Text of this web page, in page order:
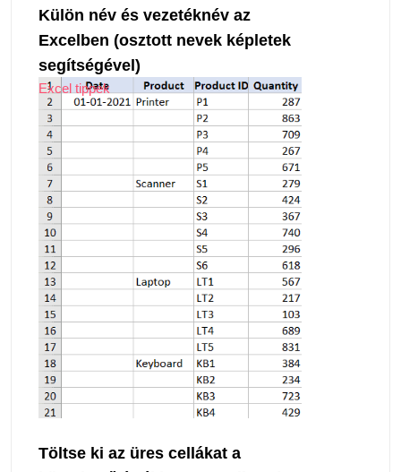
Külön név és vezetéknév az
Excelben (osztott nevek képletek
segítségével)
Excel tippek
Töltse ki az üres cellákat a